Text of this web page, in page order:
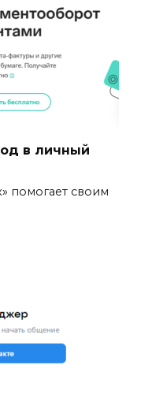
в личный
помогает своим